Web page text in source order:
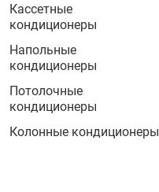
Кассетные
кондиционеры
Напольные
кондиционеры
Потолочные
кондиционеры
Колонные кондиционеры